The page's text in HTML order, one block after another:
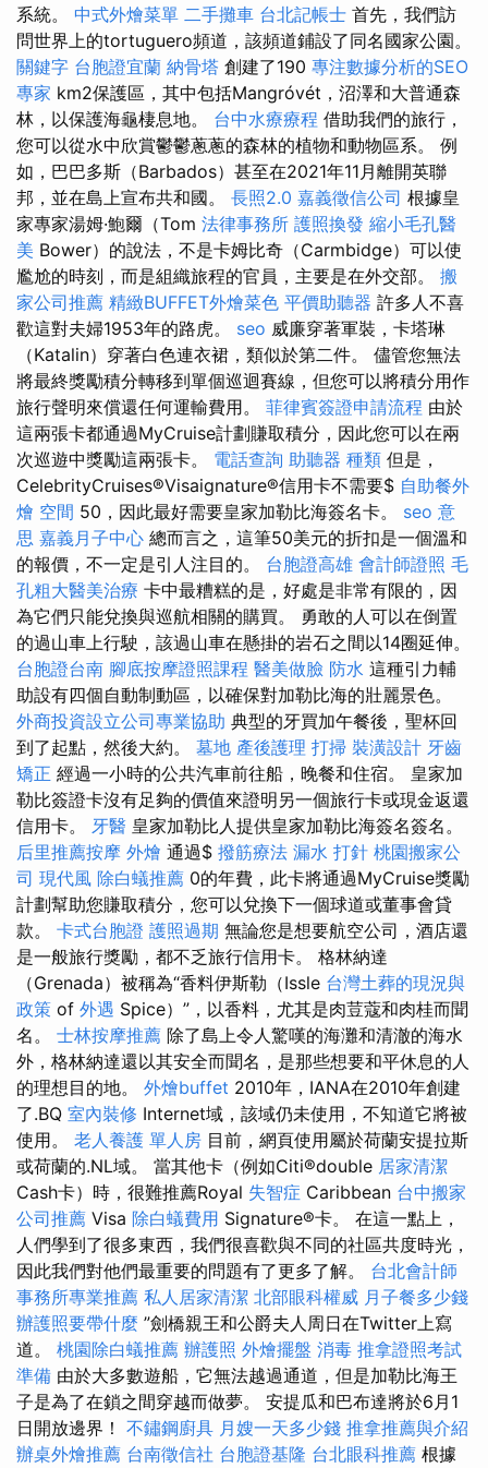
系統。 中式外燴菜單 二手攤車 台北記帳士 首先，我們訪
問世界上的tortuguero頻道，該頻道鋪設了同名國家公園。
關鍵字 台胞證宜蘭 納骨塔 創建了190 專注數據分析的SEO
專家 km2保護區，其中包括Mangróvét，沼澤和大普通森
林，以保護海龜棲息地。 台中水療療程 借助我們的旅行，
您可以從水中欣賞鬱鬱蔥蔥的森林的植物和動物區系。 例
如，巴巴多斯（Barbados）甚至在2021年11月離開英聯
邦，並在島上宣布共和國。 長照2.0 嘉義徵信公司 根據皇
家專家湯姆·鮑爾（Tom 法律事務所 護照換發 縮小毛孔醫
美 Bower）的說法，不是卡姆比奇（Carmbidge）可以使
尷尬的時刻，而是組織旅程的官員，主要是在外交部。 搬
家公司推薦 精緻BUFFET外燴菜色 平價助聽器 許多人不喜
歡這對夫婦1953年的路虎。 seo 威廉穿著軍裝，卡塔琳
（Katalin）穿著白色連衣裙，類似於第二件。 儘管您無法
將最終獎勵積分轉移到單個巡迴賽線，但您可以將積分用作
旅行聲明來償還任何運輸費用。 菲律賓簽證申請流程 由於
這兩張卡都通過MyCruise計劃賺取積分，因此您可以在兩
次巡遊中獎勵這兩張卡。 電話查詢 助聽器 種類 但是，
CelebrityCruises®Visaignature®信用卡不需要$ 自助餐外
燴 空間 50，因此最好需要皇家加勒比海簽名卡。 seo 意
思 嘉義月子中心 總而言之，這筆50美元的折扣是一個溫和
的報價，不一定是引人注目的。 台胞證高雄 會計師證照 毛
孔粗大醫美治療 卡中最糟糕的是，好處是非常有限的，因
為它們只能兌換與巡航相關的購買。 勇敢的人可以在倒置
的過山車上行駛，該過山車在懸掛的岩石之間以14圈延伸。
台胞證台南 腳底按摩證照課程 醫美做臉 防水 這種引力輔
助設有四個自動制動區，以確保對加勒比海的壯麗景色。
外商投資設立公司專業協助 典型的牙買加午餐後，聖杯回
到了起點，然後大約。 墓地 產後護理 打掃 裝潢設計 牙齒
矯正 經過一小時的公共汽車前往船，晚餐和住宿。 皇家加
勒比簽證卡沒有足夠的價值來證明另一個旅行卡或現金返還
信用卡。 牙醫 皇家加勒比人提供皇家加勒比海簽名簽名。
后里推薦按摩 外燴 通過$ 撥筋療法 漏水 打針 桃園搬家公
司 現代風 除白蟻推薦 0的年費，此卡將通過MyCruise獎勵
計劃幫助您賺取積分，您可以兌換下一個球道或董事會貸
款。 卡式台胞證 護照過期 無論您是想要航空公司，酒店還
是一般旅行獎勵，都不乏旅行信用卡。 格林納達
（Grenada）被稱為“香料伊斯勒（Issle 台灣土葬的現況與
政策 of 外遇 Spice）”，以香料，尤其是肉荳蔻和肉桂而聞
名。 士林按摩推薦 除了島上令人驚嘆的海灘和清澈的海水
外，格林納達還以其安全而聞名，是那些想要和平休息的人
的理想目的地。 外燴buffet 2010年，IANA在2010年創建
了.BQ 室內裝修 Internet域，該域仍未使用，不知道它將被
使用。 老人養護 單人房 目前，網頁使用屬於荷蘭安提拉斯
或荷蘭的.NL域。 當其他卡（例如Citi®double 居家清潔
Cash卡）時，很難推薦Royal 失智症 Caribbean 台中搬家
公司推薦 Visa 除白蟻費用 Signature®卡。 在這一點上，
人們學到了很多東西，我們很喜歡與不同的社區共度時光，
因此我們對他們最重要的問題有了更多了解。 台北會計師
事務所專業推薦 私人居家清潔 北部眼科權威 月子餐多少錢
辦護照要帶什麼 ”劍橋親王和公爵夫人周日在Twitter上寫
道。 桃園除白蟻推薦 辦護照 外燴擺盤 消毒 推拿證照考試
準備 由於大多數遊船，它無法越過通道，但是加勒比海王
子是為了在鎖之間穿越而做夢。 安提瓜和巴布達將於6月1
日開放邊界！ 不鏽鋼廚具 月嫂一天多少錢 推拿推薦與介紹
辦桌外燴推薦 台南徵信社 台胞證基隆 台北眼科推薦 根據